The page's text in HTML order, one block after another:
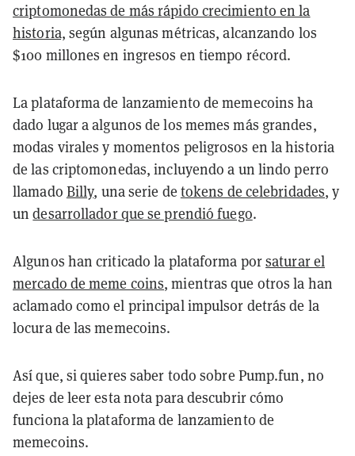
criptomonedas de más rápido crecimiento en la
historia, según algunas métricas, alcanzando los
$100 millones en ingresos en tiempo récord.
La plataforma de lanzamiento de memecoins ha
dado lugar a algunos de los memes más grandes,
modas virales y momentos peligrosos en la historia
de las criptomonedas, incluyendo a un lindo perro
llamado Billy, una serie de tokens de celebridades, y
undesarrollador que se prendió fuego.
Algunos han criticado la plataforma porsaturar el
mercado de meme coins, mientras que otros la han
aclamado como el principal impulsor detrás de la
locura de las memecoins.
Así que, si quieres saber todo sobre Pump.fun, no
dejes de leer esta nota para descubrir cómo
funciona la plataforma de lanzamiento de
memecoins.